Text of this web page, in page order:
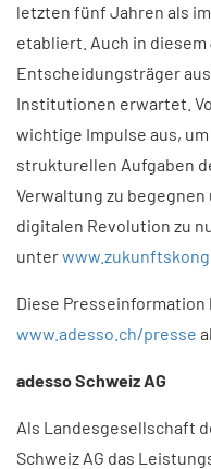
letzten fünf Jahren als
etabliert. Auch in diesem
Entscheidungsträger
Institutionen erwartet.
wichtige Impulse aus,
strukturellen Aufgaben
Verwaltung zu
digitalen Revolution zu
unter
Diese Presseinformation
www.adesso.ch/presse
adesso Schweiz AG
Als Landesgesellschaft
Schweiz AG das